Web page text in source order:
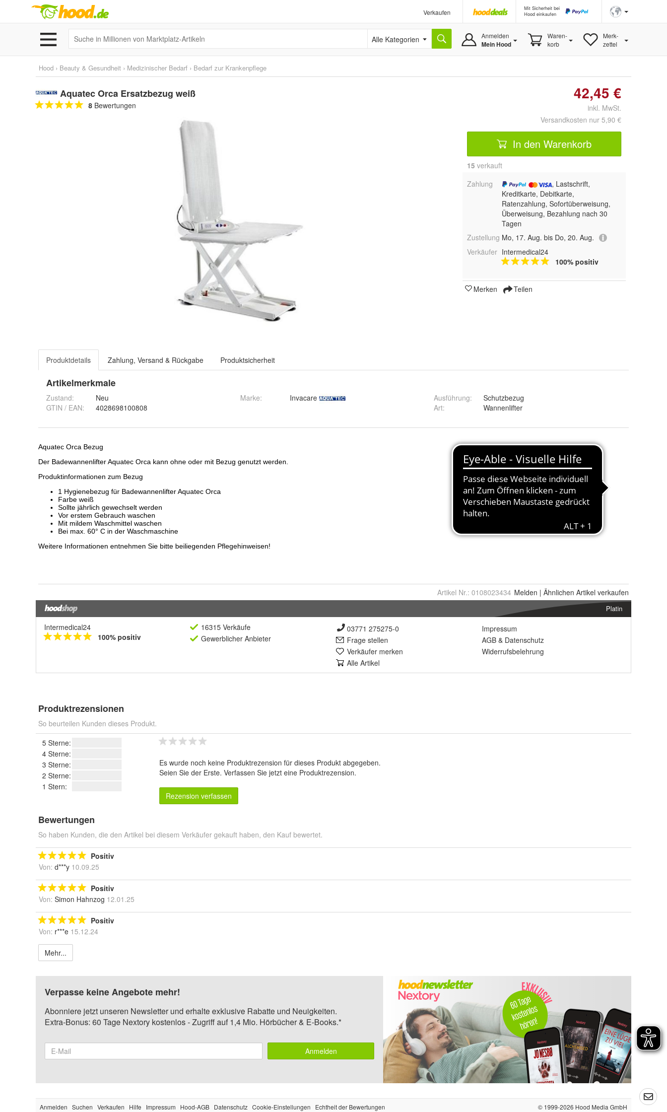
Verkaufen
Mit Sicherheit bei
Hood einkaufen
Alle Kategorien Anmelden
Mein Hood
Waren-
korb
Merk-
zettel
Hood › Beauty & Gesundheit › Medizinischer Bedarf › Bedarf zur Krankenpflege
Aquatec Orca Ersatzbezug weiß
8 Bewertungen
42,45 €
inkl. MwSt.
Versandkosten nur 5,90 €
In den Warenkorb
15 verkauft
Zahlung
, Lastschrift,
Kreditkarte, Debitkarte,
Ratenzahlung, Sofortüberweisung,
Überweisung, Bezahlung nach 30
Tagen
Zustellung Mo, 17. Aug. bis Do, 20. Aug.
Verkäufer Intermedical24
100% positiv
Merken Teilen
Produktdetails Zahlung, Versand & Rückgabe Produktsicherheit
Artikelmerkmale
Zustand:
Neu
GTIN / EAN:
4028698100808
Marke: Invacare Ausführung:
Schutzbezug
Art: Wannenlifter
Artikel Nr.: 0108023434 Melden | Ähnlichen Artikel verkaufen
Platin
Intermedical24
100% positiv
16315 Verkäufe
Gewerblicher Anbieter
03771 275275-0
Frage stellen
Verkäufer merken
Alle Artikel
Impressum
AGB & Datenschutz
Widerrufsbelehrung
Produktrezensionen
So beurteilen Kunden dieses Produkt.
5 Sterne:
4 Sterne:
3 Sterne:
2 Sterne:
1 Stern:
Es wurde noch keine Produktrezension für dieses Produkt abgegeben.
Seien Sie der Erste. Verfassen Sie jetzt eine Produktrezension.
Rezension verfassen
Bewertungen
So haben Kunden, die den Artikel bei diesem Verkäufer gekauft haben, den Kauf bewertet.
Positiv
Von: d***y 10.09.25
Positiv
Von: Simon Hahnzog 12.01.25
Positiv
Von: r***e 15.12.24
Mehr...
Verpasse keine Angebote mehr!
Abonniere jetzt unseren Newsletter und erhalte exklusive Rabatte und Neuigkeiten.
Extra-Bonus: 60 Tage Nextory kostenlos - Zugriff auf 1,4 Mio. Hörbücher & E-Books.*
Anmelden
Anmelden Suchen Verkaufen Hilfe Impressum Hood-AGB Datenschutz Cookie-Einstellungen Echtheit der Bewertungen © 1999-2026 Hood Media GmbH